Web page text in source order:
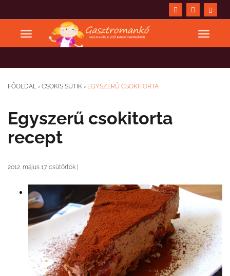
FŐOLDAL › CSOKIS SÜTIK › EGYSZERŰ CSOKITORTA
Egyszerű csokitorta
recept
2012. május 17. csütörtök |